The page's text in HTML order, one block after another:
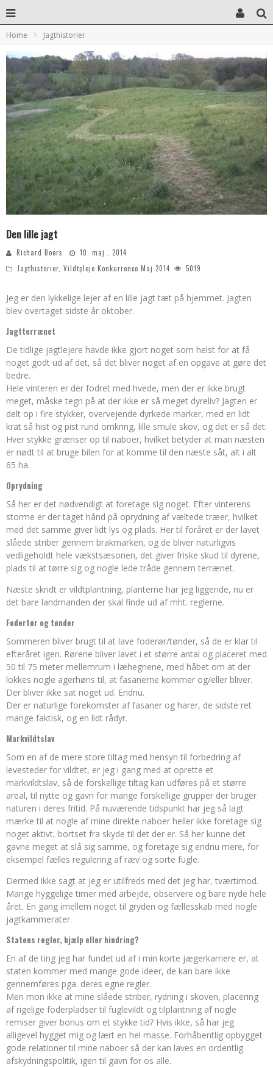
Home Jagthistorier
Den lille jagt
Richard Boers
10. maj , 2014
Jagthistorier Vildtpleje Konkurrence Maj 2014 5019
Jeg er den lykkelige lejer af en lille jagt tæt på hjemmet. Jagten
blev overtaget sidste år oktober.
Jagtterrænet
De tidlige jagtlejere havde ikke gjort noget som helst for at få
noget godt ud af det, så det bliver noget af en opgave at gøre det
bedre.
Hele vinteren er der fodret med hvede, men der er ikke brugt
meget, måske tegn på at der ikke er så meget dyreliv? Jagten er
delt op i fire stykker, overvejende dyrkede marker, med en lidt
krat så hist og pist rund omkring, lille smule skov, og det er så det.
Hver stykke grænser op til naboer, hvilket betyder at man næsten
er nødt til at bruge bilen for at komme til den næste såt, alt i alt
65 ha.
Oprydning
Så her er det nødvendigt at foretage sig noget. Efter vinterens
storme er der taget hånd på oprydning af væltede træer, hvilket
med det samme giver lidt lys og plads. Her til foråret er der lavet
slåede striber gennem brakmarken, og de bliver naturligvis
vedligeholdt hele vækstsæsonen, det giver friske skud til dyrene,
plads til at tørre sig og nogle lede tråde gennem terrænet.
Næste skridt er vildtplantning, planterne har jeg liggende, nu er
det bare landmanden der skal finde ud af mht. reglerne.
Fodertør og tønder
Sommeren bliver brugt til at lave foderør/tønder, så de er klar til
efteråret igen. Rørene bliver lavet i et større antal og placeret med
50 til 75 meter mellemrum i læhegnene, med håbet om at der
lokkes nogle agerhøns til, at fasanerne kommer og/eller bliver.
Der bliver ikke sat noget ud. Endnu.
Der er naturlige forekomster af fasaner og harer, de sidste ret
mange faktisk, og en lidt rådyr.
Markvildtslav
Som en af de mere store tiltag med hensyn til forbedring af
levesteder for vildtet, er jeg i gang med at oprette et
markvildtslav, så de forskellige tiltag kan udføres på et større
areal, til nytte og gavn for mange forskellige grupper der bruger
naturen i deres fritid. På nuværende tidspunkt har jeg så lagt
mærke til at nogle af mine direkte naboer heller ikke foretage sig
noget aktivt, bortset fra skyde til det der er. Så her kunne det
gavne meget at slå sig samme, og foretage sig endnu mere, for
eksempel fælles regulering af ræv og sorte fugle.
Dermed ikke sagt at jeg er utilfreds med det jeg har, tværtimod.
Mange hyggelige timer med arbejde, observere og bare nyde hele
året. En gang imellem noget til gryden og fællesskab med nogle
jagtkammerater.
Statens regler, hjælp eller hindring?
En af de ting jeg har fundet ud af i min korte jægerkarriere er, at
staten kommer med mange gode ideer, de kan bare ikke
gennemføres pga. deres egne regler.
Men mon ikke at mine slåede striber, rydning i skoven, placering
af rigelige foderpladser til fuglevildt og tilplantning af nogle
remiser giver bonus om et stykke tid? Hvis ikke, så har jeg
alligevel hygget mig og lært en hel masse. Forhåbentlig opbygget
gode relationer til mine naboer så der kan laves en ordentlig
afskydningspolitik, igen til gavn for os alle.